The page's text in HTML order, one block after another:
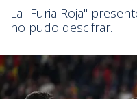
La "Furia Roja"
no pudo descifrar.